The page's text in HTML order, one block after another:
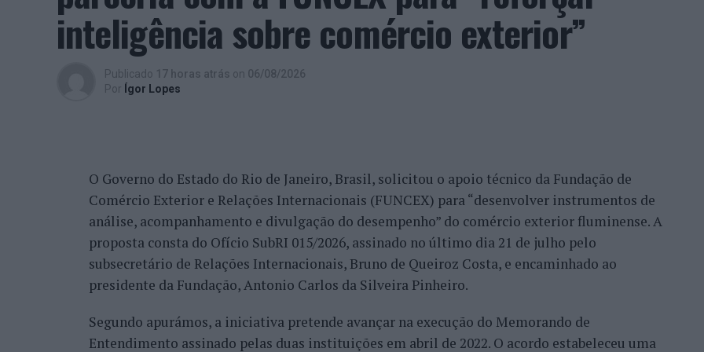
satisfação, tal como eu, de todo o trabalho que nós temos feito, no fundo, por uma
comunidade que é grande, não só pela Covilhã, Belmonte, Fundão, Manteigas, tenho feito um
trabalho de divulgação e de ação”, descreveu este consultor, que acrescentou que esse
reconhecimento se reflete igualmente na confiança demonstrada por clientes nacionais e
venda do imóvel deles, para comprar um imóvel, para um desenvolvimento turístico”,
revelou.
A procura internacional e a transformação da habitação impulsionam o
“crescimento da região”
Além da procura nacional, António Carlos frisa que o mercado imobiliário da Beira Interior
está também a captar investidores estrangeiros, “nomeadamente do Brasil, França, Israel e
inteligência sobre comércio exterior”
Publicado 17 horas atrás on 06/08/2026
Por Ígor Lopes
O Governo do Estado do Rio de Janeiro, Brasil, solicitou o apoio técnico da Fundação de
Comércio Exterior e Relações Internacionais (FUNCEX) para “desenvolver instrumentos de
análise, acompanhamento e divulgação do desempenho” do comércio exterior fluminense. A
proposta consta do Ofício SubRI 015/2026, assinado no último dia 21 de julho pelo
subsecretário de Relações Internacionais, Bruno de Queiroz Costa, e encaminhado ao
presidente da Fundação, Antonio Carlos da Silveira Pinheiro.
Segundo apurámos, a iniciativa pretende avançar na execução do Memorando de
Entendimento assinado pelas duas instituições em abril de 2022. O acordo estabeleceu uma